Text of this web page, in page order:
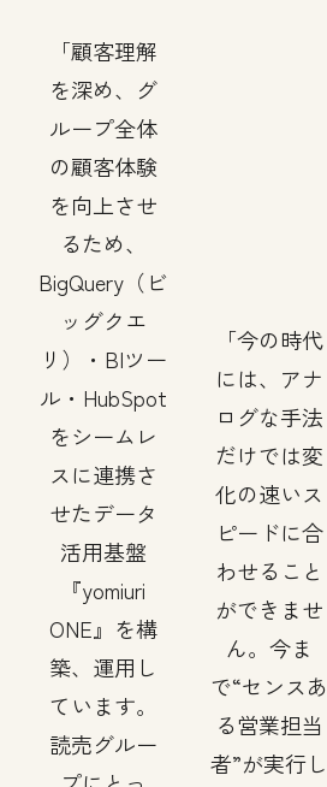
顧客理解
を深め、グ
ループ全体
の顧客体験
を向上させ
るため、
BigQuery（ビ
ッグクエ
リ）・BIツー
ル・HubSpot
をシームレ
スに連携さ
せたデータ
活用基盤
『yomiuri
ONE』を構
築、運用し
ています。
読売グルー
今の時代
には、アナ
ログな手法
だけでは変
化の速いス
ピードに合
わせること
ができませ
ん。今ま
で“センスあ
る営業担当
者”が実行し